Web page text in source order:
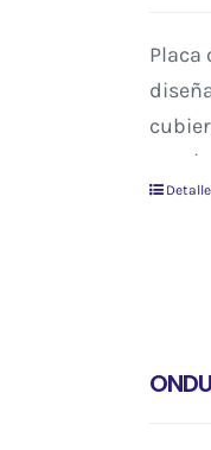
Placa
una